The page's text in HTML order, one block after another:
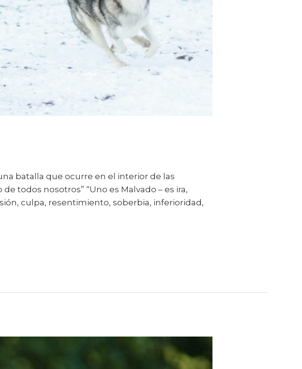
batalla que ocurre en el interior de las
todos nosotros” “Uno es Malvado – es ira,
culpa, resentimiento, soberbia, inferioridad,